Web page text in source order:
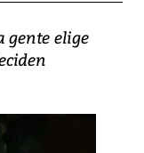
gente elige